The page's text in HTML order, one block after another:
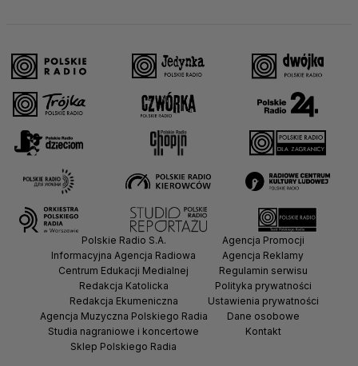
Polskie Radio S.A.
Informacyjna Agencja Radiowa
Centrum Edukacji Medialnej
Redakcja Katolicka
Redakcja Ekumeniczna
Agencja Muzyczna Polskiego Radia
Studia nagraniowe i koncertowe
Sklep Polskiego Radia
Agencja Promocji
Agencja Reklamy
Regulamin serwisu
Polityka prywatności
Ustawienia prywatności
Dane osobowe
Kontakt